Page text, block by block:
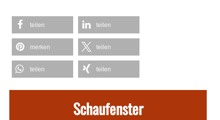
teilen teilen
merken teilen
teilen teilen
Schaufenster